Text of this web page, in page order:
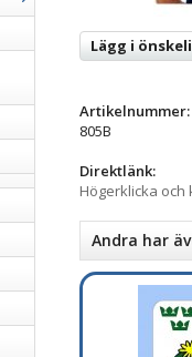
Lägg i
Artikelnummer:
805B
Direktlänk:
Högerklicka
Andra har